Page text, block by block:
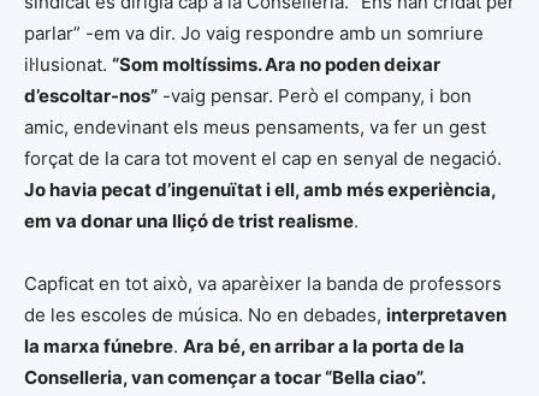
parlar” -em va dir. Jo vaig respondre amb un somriure
il·lusionat. “Som moltíssims. Ara no poden deixar
d’escoltar-nos” -vaig pensar. Però el company, i bon
amic, endevinant els meus pensaments, va fer un gest
forçat de la cara tot movent el cap en senyal de negació.
Jo havia pecat d’ingenuïtat i ell, amb més experiència,
em va donar una lliçó de trist realisme.
Capficat en tot això, va aparèixer la banda de professors
de les escoles de música. No en debades, interpretaven
la marxa fúnebre. Ara bé, en arribar a la porta de la
Conselleria, van començar a tocar “Bella ciao”.